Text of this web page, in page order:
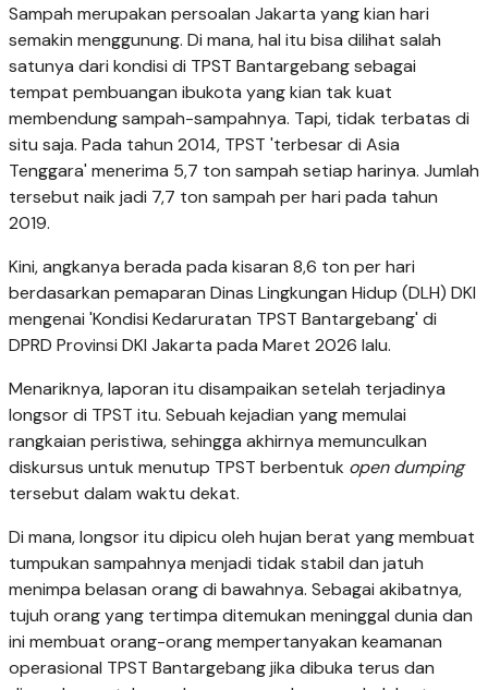
Sampah merupakan persoalan Jakarta yang kian hari
semakin menggunung. Di mana, hal itu bisa dilihat salah
satunya dari kondisi di TPST Bantargebang sebagai
tempat pembuangan ibukota yang kian tak kuat
membendung sampah-sampahnya. Tapi, tidak terbatas di
situ saja. Pada tahun 2014, TPST 'terbesar di Asia
Tenggara' menerima 5,7 ton sampah setiap harinya. Jumlah
tersebut naik jadi 7,7 ton sampah per hari pada tahun
2019.
Kini, angkanya berada pada kisaran 8,6 ton per hari
berdasarkan pemaparan Dinas Lingkungan Hidup (DLH) DKI
mengenai 'Kondisi Kedaruratan TPST Bantargebang' di
DPRD Provinsi DKI Jakarta pada Maret 2026 lalu.
Menariknya, laporan itu disampaikan setelah terjadinya
longsor di TPST itu. Sebuah kejadian yang memulai
rangkaian peristiwa, sehingga akhirnya memunculkan
diskursus untuk menutup TPST berbentuk open dumping
tersebut dalam waktu dekat.
Di mana, longsor itu dipicu oleh hujan berat yang membuat
tumpukan sampahnya menjadi tidak stabil dan jatuh
menimpa belasan orang di bawahnya. Sebagai akibatnya,
tujuh orang yang tertimpa ditemukan meninggal dunia dan
ini membuat orang-orang mempertanyakan keamanan
operasional TPST Bantargebang jika dibuka terus dan